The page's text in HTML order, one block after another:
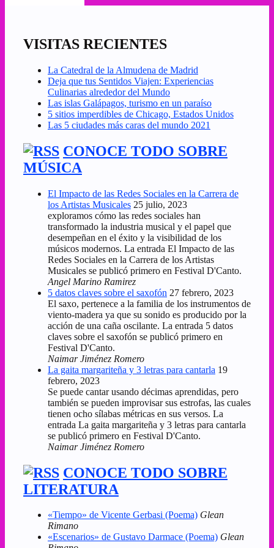
VISITAS RECIENTES
La Catedral de la Almudena de Madrid
Deja que tus Sentidos Viajen: Experiencias
Culinarias alrededor del Mundo
Las islas Galápagos, turismo en un paraíso
5 sitios imperdibles de Chicago, Estados Unidos
Las 5 ciudades más caras del mundo 2021
CONOCE TODO SOBRE
MÚSICA
El Impacto de las Redes Sociales en la Carrera de
los Artistas Musicales 25 julio, 2023
exploramos cómo las redes sociales han
transformado la industria musical y el papel que
desempeñan en el éxito y la visibilidad de los
músicos modernos. La entrada El Impacto de las
Redes Sociales en la Carrera de los Artistas
Musicales se publicó primero en Festival D'Canto.
Angel Marino Ramirez
5 datos claves sobre el saxofón 27 febrero, 2023
El saxo, pertenece a la familia de los instrumentos de
viento-madera ya que su sonido es producido por la
acción de una caña oscilante. La entrada 5 datos
claves sobre el saxofón se publicó primero en
Festival D'Canto.
Naimar Jiménez Romero
La gaita margariteña y 3 letras para cantarla 19
febrero, 2023
Se puede cantar usando décimas aprendidas, pero
también se pueden improvisar sus estrofas, las cuales
tienen ocho sílabas métricas en sus versos. La
entrada La gaita margariteña y 3 letras para cantarla
se publicó primero en Festival D'Canto.
Naimar Jiménez Romero
CONOCE TODO SOBRE
LITERATURA
«Tiempo» de Vicente Gerbasi (Poema) Glean
Rimano
«Escenarios» de Gustavo Darmace (Poema) Glean